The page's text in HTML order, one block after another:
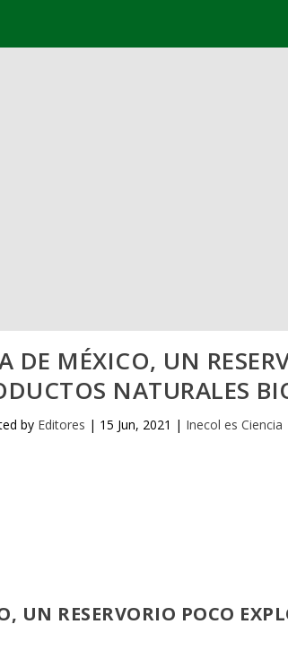
DE MÉXICO, UN
NATURALES
by Editores | 15 Jun, 2021 | Inecol es Ciencia
UN RESERVORIO POCO